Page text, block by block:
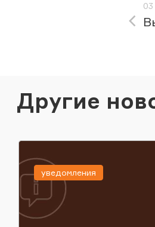
03
Другие
уведомления